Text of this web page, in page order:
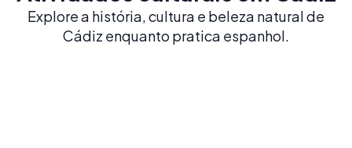
Explore a história, cultura e beleza natural de
Cádiz enquanto pratica espanhol.